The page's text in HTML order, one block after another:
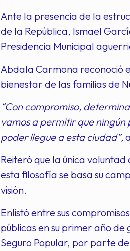
Ante la presencia de la
de la República, Ismael
Presidencia Municipal
Abdala Carmona reconoció
bienestar de las familias de
“Con compromiso,
vamos a permitir que
poder llegue a esta ciudad”,
Reiteró que la única
esta filosofía se basa su
visión.
Enlistó entre sus
públicas en su primer año
Seguro Popular, por parte